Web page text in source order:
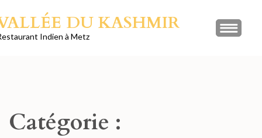
au
contenu
DU KASHMIR
Indien à Metz
Catégorie :